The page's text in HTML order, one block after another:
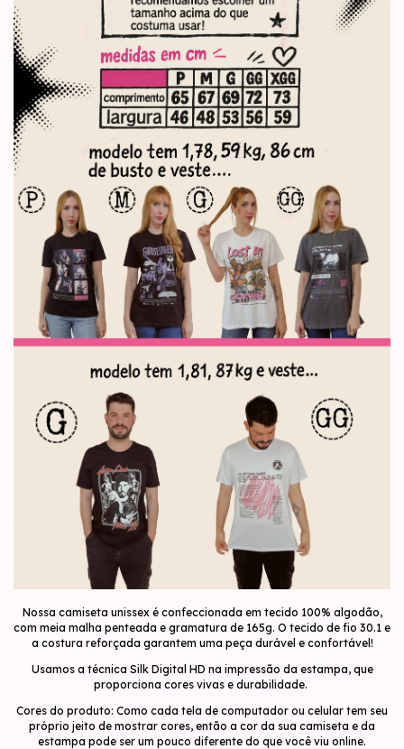
Nossa camiseta unissex é confeccionada em tecido 100% algodão,
com meia malha penteada e gramatura de 165g. O tecido de fio 30.1 e
a costura reforçada garantem uma peça durável e confortável!
Usamos a técnica Silk Digital HD na impressão da estampa, que
proporciona cores vivas e durabilidade.
Cores do produto: Como cada tela de computador ou celular tem seu
próprio jeito de mostrar cores, então a cor da sua camiseta e da
estampa pode ser um pouco diferente do que você viu online.